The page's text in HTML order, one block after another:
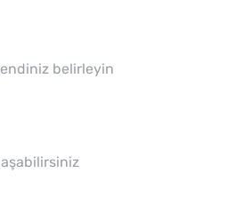
belirleyin